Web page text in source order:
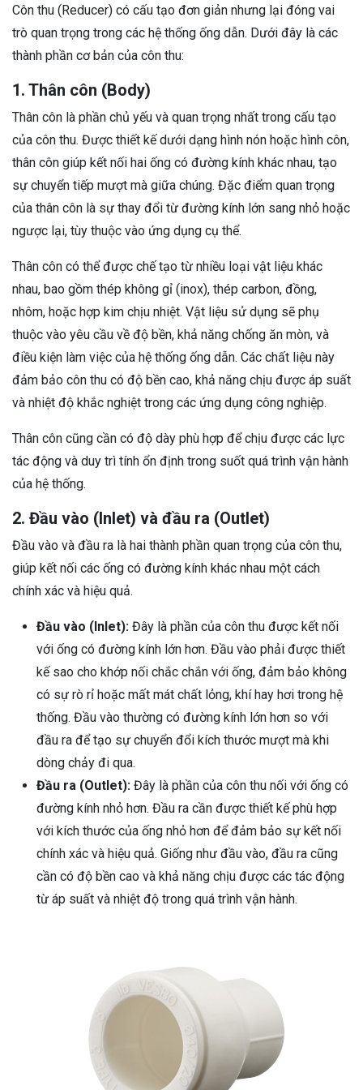
Côn thu (Reducer) có cấu tạo đơn giản nhưng lại đóng vai
trò quan trọng trong các hệ thống ống dẫn. Dưới đây là các
thành phần cơ bản của côn thu:
1. Thân côn (Body)
Thân côn là phần chủ yếu và quan trọng nhất trong cấu tạo
của côn thu. Được thiết kế dưới dạng hình nón hoặc hình côn,
thân côn giúp kết nối hai ống có đường kính khác nhau, tạo
sự chuyển tiếp mượt mà giữa chúng. Đặc điểm quan trọng
của thân côn là sự thay đổi từ đường kính lớn sang nhỏ hoặc
ngược lại, tùy thuộc vào ứng dụng cụ thể.
Thân côn có thể được chế tạo từ nhiều loại vật liệu khác
nhau, bao gồm thép không gỉ (inox), thép carbon, đồng,
nhôm, hoặc hợp kim chịu nhiệt. Vật liệu sử dụng sẽ phụ
thuộc vào yêu cầu về độ bền, khả năng chống ăn mòn, và
điều kiện làm việc của hệ thống ống dẫn. Các chất liệu này
đảm bảo côn thu có độ bền cao, khả năng chịu được áp suất
và nhiệt độ khắc nghiệt trong các ứng dụng công nghiệp.
Thân côn cũng cần có độ dày phù hợp để chịu được các lực
tác động và duy trì tính ổn định trong suốt quá trình vận hành
của hệ thống.
2. Đầu vào (Inlet) và đầu ra (Outlet)
Đầu vào và đầu ra là hai thành phần quan trọng của côn thu,
giúp kết nối các ống có đường kính khác nhau một cách
chính xác và hiệu quả.
Đầu vào (Inlet): Đây là phần của côn thu được kết nối
với ống có đường kính lớn hơn. Đầu vào phải được thiết
kế sao cho khớp nối chắc chắn với ống, đảm bảo không
có sự rò rỉ hoặc mất mát chất lỏng, khí hay hơi trong hệ
thống. Đầu vào thường có đường kính lớn hơn so với
đầu ra để tạo sự chuyển đổi kích thước mượt mà khi
dòng chảy đi qua.
Đầu ra (Outlet): Đây là phần của côn thu nối với ống có
đường kính nhỏ hơn. Đầu ra cần được thiết kế phù hợp
với kích thước của ống nhỏ hơn để đảm bảo sự kết nối
chính xác và hiệu quả. Giống như đầu vào, đầu ra cũng
cần có độ bền cao và khả năng chịu được các tác động
từ áp suất và nhiệt độ trong quá trình vận hành.